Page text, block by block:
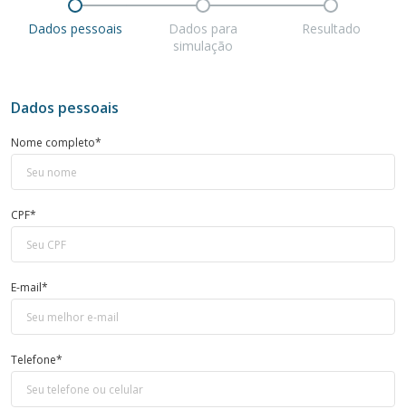
Dados pessoais
Dados para
simulação
Resultado
Dados pessoais
Nome completo*
CPF*
E-mail*
Telefone*